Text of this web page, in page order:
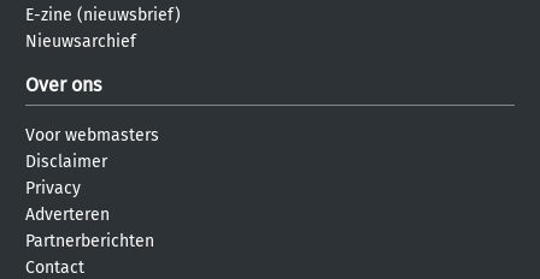
E-zine (nieuwsbrief)
Nieuwsarchief
Over ons
Voor webmasters
Disclaimer
Privacy
Adverteren
Partnerberichten
Contact